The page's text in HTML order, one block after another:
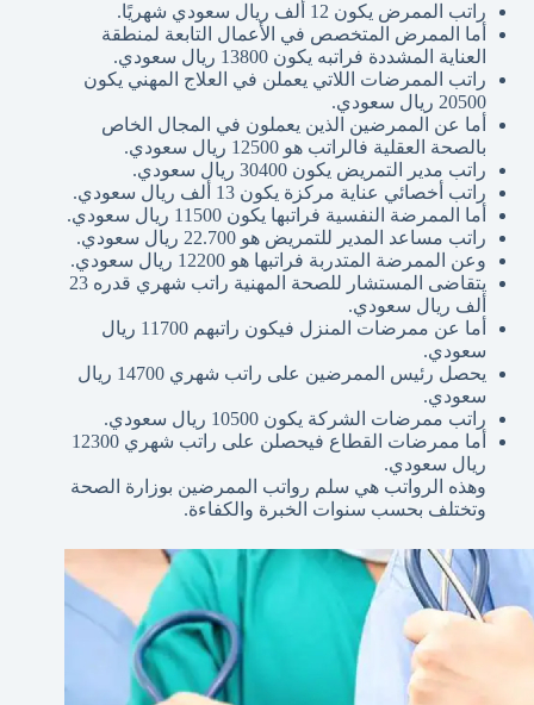
راتب الممرض يكون 12 ألف ريال سعودي شهريًا.
أما الممرض المتخصص في الأعمال التابعة لمنطقة
العناية المشددة فراتبه يكون 13800 ريال سعودي.
راتب الممرضات اللاتي يعملن في العلاج المهني يكون
20500 ريال سعودي.
أما عن الممرضين الذين يعملون في المجال الخاص
بالصحة العقلية فالراتب هو 12500 ريال سعودي.
راتب مدير التمريض يكون 30400 ريال سعودي.
راتب أخصائي عناية مركزة يكون 13 ألف ريال سعودي.
أما الممرضة النفسية فراتبها يكون 11500 ريال سعودي.
راتب مساعد المدير للتمريض هو 22.700 ريال سعودي.
وعن الممرضة المتدربة فراتبها هو 12200 ريال سعودي.
يتقاضى المستشار للصحة المهنية راتب شهري قدره 23
ألف ريال سعودي.
أما عن ممرضات المنزل فيكون راتبهم 11700 ريال
سعودي.
يحصل رئيس الممرضين على راتب شهري 14700 ريال
سعودي.
راتب ممرضات الشركة يكون 10500 ريال سعودي.
أما ممرضات القطاع فيحصلن على راتب شهري 12300
ريال سعودي.
وهذه الرواتب هي سلم رواتب الممرضين بوزارة الصحة
وتختلف بحسب سنوات الخبرة والكفاءة.